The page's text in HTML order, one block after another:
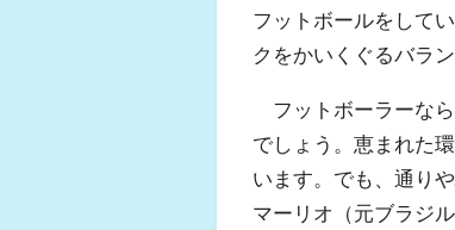
フットボールをして
クをかいくぐるバラ
フットボーラーな
でしょう。恵まれた
います。でも、通り
マーリオ（元ブラジ